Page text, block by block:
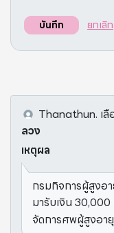
บันทึก ยกเลิก
Thanathun. เ
ลวง
เหตุผล
กรมกิจการผู้สูงอ
มารับเงิน
จัดการศพผู้สูงอา